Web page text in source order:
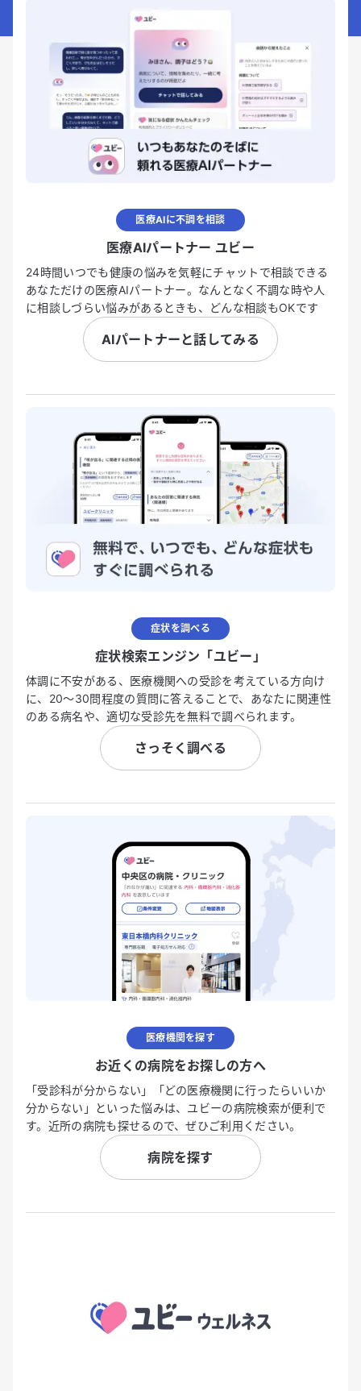
医療AIに不調を相談
医療AIパートナー ユビー
24時間いつでも健康の悩みを気軽にチャットで相談できる
あなただけの医療AIパートナー。なんとなく不調な時や人
に相談しづらい悩みがあるときも、どんな相談もOKです
AIパートナーと話してみる
症状を調べる
症状検索エンジン「ユビー」
体調に不安がある、医療機関への受診を考えている方向け
に、20〜30問程度の質問に答えることで、あなたに関連性
のある病名や、適切な受診先を無料で調べられます。
さっそく調べる
医療機関を探す
お近くの病院をお探しの方へ
「受診科が分からない」「どの医療機関に行ったらいいか
分からない」といった悩みは、ユビーの病院検索が便利で
す。近所の病院も探せるので、ぜひご利用ください。
病院を探す